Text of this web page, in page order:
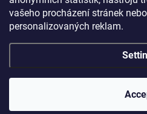
vašeho procházení stránek
personalizovaných reklam.
Created
Copyright 2026 Hedva ČESKÝ BROKÁT
settings